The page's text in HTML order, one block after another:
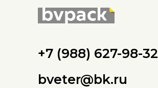
+7 (988) 627-98-32
bveter@bk.ru